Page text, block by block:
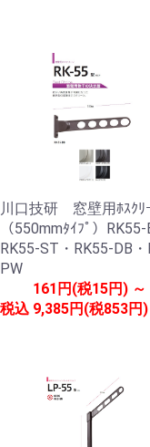
川口技研 窓壁用ﾎｽｸﾘ
（550mmﾀｲﾌﾟ）RK55-
RK55-ST・RK55-DB
PW
税込
161円(税15円) ～
9,385円(税853円)